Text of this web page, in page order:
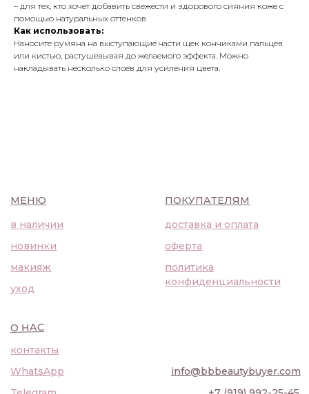
– для тех, кто хочет добавить свежести и здорового сияния коже с
помощью натуральных оттенков
Как использовать:
Наносите румяна на выступающие части щек кончиками пальцев
или кистью, растушевывая до желаемого эффекта. Можно
накладывать несколько слоев для усиления цвета.
уход
макияж
новинки
конфиденциальности
оферта
доставка и оплата
в наличии